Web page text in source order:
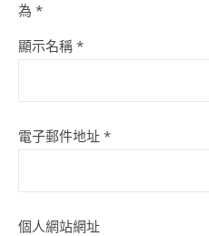
為 *
顯示名稱 *
電子郵件地址 *
個人網站網址